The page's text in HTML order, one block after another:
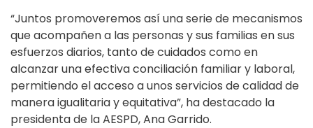
“Juntos promoveremos así una serie de mecanismos
que acompañen a las personas y sus familias en sus
esfuerzos diarios, tanto de cuidados como en
alcanzar una efectiva conciliación familiar y laboral,
permitiendo el acceso a unos servicios de calidad de
manera igualitaria y equitativa”, ha destacado la
presidenta de la AESPD, Ana Garrido.